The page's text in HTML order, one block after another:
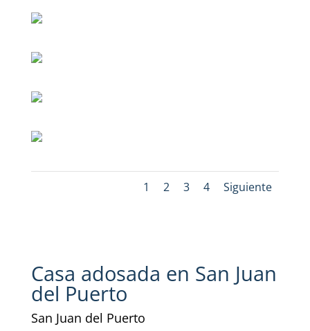
1 2 3 4 Siguiente
Casa adosada en San Juan
del Puerto
San Juan del Puerto